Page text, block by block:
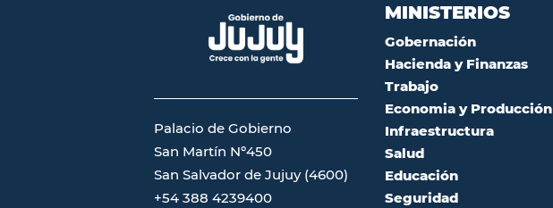
Palacio de Gobierno
San Martín Nº450
San Salvador de Jujuy (4600)
+54 388 4239400
MINISTERIOS
Gobernación
Hacienda y Finanzas
Trabajo
Economia y Producción
Infraestructura
Salud
Educación
Seguridad